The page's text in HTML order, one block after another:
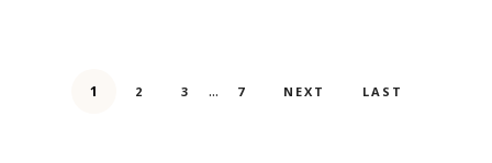
1 2 3 ... 7 NEXT LAST